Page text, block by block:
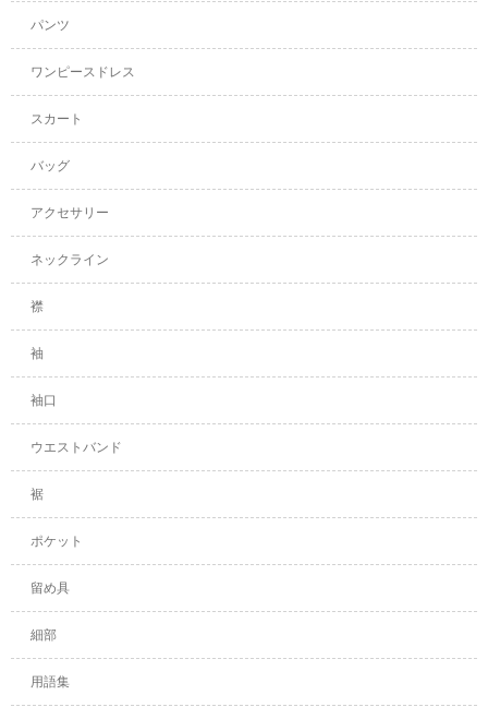
パンツ
ワンピースドレス
スカート
バッグ
アクセサリー
ネックライン
襟
袖
袖口
ウエストバンド
裾
ポケット
留め具
細部
用語集